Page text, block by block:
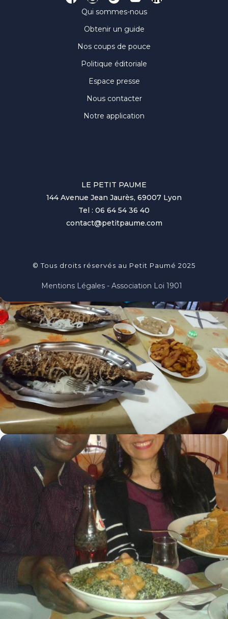
Qui sommes-nous
Obtenir un guide
Nos coups de pouce
Politique éditoriale
Espace presse
Nous contacter
Notre application
LE PETIT PAUME
144 Avenue Jean Jaurès, 69007 Lyon
Tel : 06 64 54 36 40
contact@petitpaume.com
© Tous droits réservés au Petit Paumé 2025
Mentions Légales - Association Loi 1901